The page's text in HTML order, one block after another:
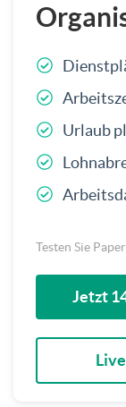
Urlaub
Testen Sie
Jetzt